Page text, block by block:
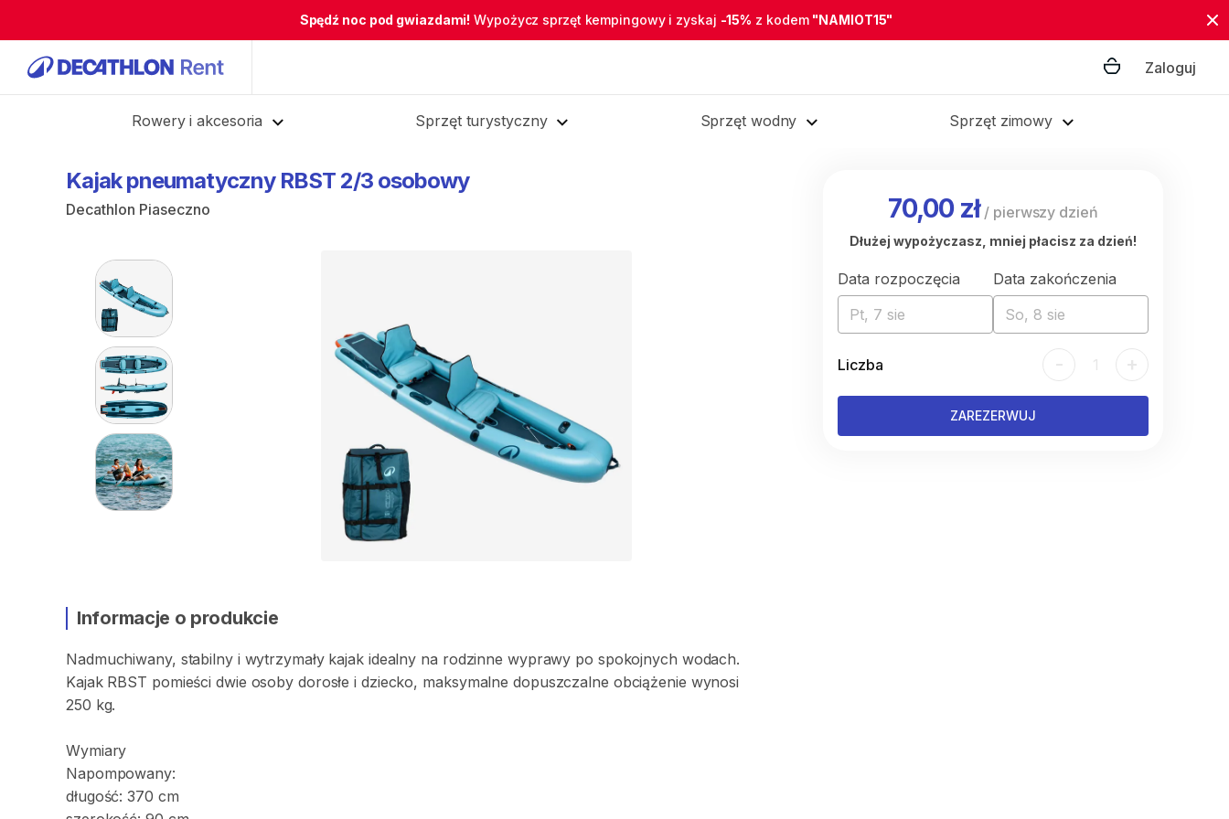
Spędź noc pod gwiazdami! Wypożycz sprzęt kempingowy i zyskaj -15% z kodem "NAMIOT15"
Zaloguj
Rowery i akcesoria Sprzęt turystyczny Sprzęt wodny Sprzęt zimowy
Kajak pneumatyczny RBST 2​/​3 osobowy
Decathlon Piaseczno
Informacje o produkcie
Nadmuchiwany​,​ stabilny i wytrzymały kajak idealny na rodzinne wyprawy po spokojnych wodach.
Kajak RBST pomieści dwie osoby dorosłe i dziecko​,​ maksymalne dopuszczalne obciążenie wynosi
250 kg.
Wymiary
Napompowany:
długość: 370 cm
70,00 zł/ pierwszy dzień
Dłużej wypożyczasz, mniej płacisz za dzień!
Data rozpoczęcia
Pt, 7 sie
Data zakończenia
So, 8 sie
Liczba - 1 +
ZAREZERWUJ